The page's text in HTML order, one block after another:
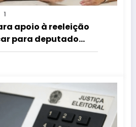
1
apoio à reeleição
para deputado